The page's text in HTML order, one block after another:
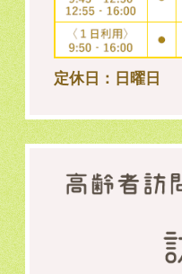
定休日：日曜日